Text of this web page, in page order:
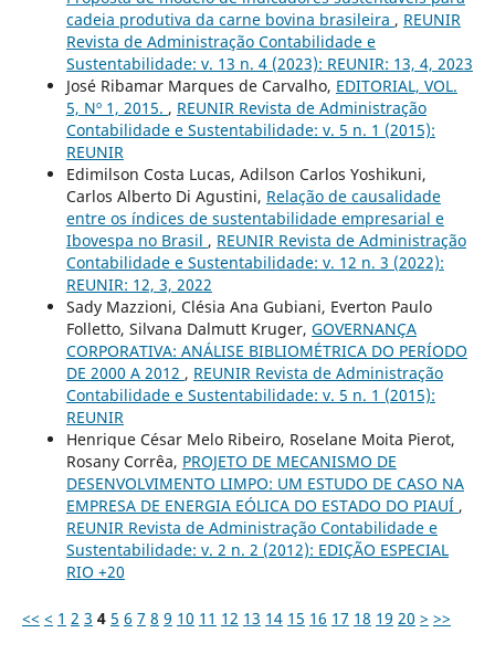
cadeia produtiva da carne bovina brasileira , REUNIR
Revista de Administração Contabilidade e
Sustentabilidade: v. 13 n. 4 (2023): REUNIR: 13, 4, 2023
José Ribamar Marques de Carvalho, EDITORIAL, VOL.
5, Nº 1, 2015. , REUNIR Revista de Administração
Contabilidade e Sustentabilidade: v. 5 n. 1 (2015):
REUNIR
Edimilson Costa Lucas, Adilson Carlos Yoshikuni,
Carlos Alberto Di Agustini, Relação de causalidade
entre os índices de sustentabilidade empresarial e
Ibovespa no Brasil , REUNIR Revista de Administração
Contabilidade e Sustentabilidade: v. 12 n. 3 (2022):
REUNIR: 12, 3, 2022
Sady Mazzioni, Clésia Ana Gubiani, Everton Paulo
Folletto, Silvana Dalmutt Kruger, GOVERNANÇA
CORPORATIVA: ANÁLISE BIBLIOMÉTRICA DO PERÍODO
DE 2000 A 2012 , REUNIR Revista de Administração
Contabilidade e Sustentabilidade: v. 5 n. 1 (2015):
REUNIR
Henrique César Melo Ribeiro, Roselane Moita Pierot,
Rosany Corrêa, PROJETO DE MECANISMO DE
DESENVOLVIMENTO LIMPO: UM ESTUDO DE CASO NA
EMPRESA DE ENERGIA EÓLICA DO ESTADO DO PIAUÍ ,
REUNIR Revista de Administração Contabilidade e
Sustentabilidade: v. 2 n. 2 (2012): EDIÇÃO ESPECIAL
RIO +20
<< < 1 2 3 4 5 6 7 8 9 10 11 12 13 14 15 16 17 18 19 20 > >>